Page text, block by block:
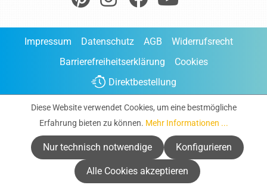
Impressum Datenschutz AGB
Widerrufsrecht
Barrierefreiheitserklärung
Cookies
Direktbestellung
* Alle Preise inklusive gesetzliche Mehrwertsteuer zuzüglich
Versandkosten, wenn nicht anders beschrieben.
Diese Website verwendet Cookies, um eine bestmögliche
Erfahrung bieten zu können. Mehr Informationen ...
Nur technisch notwendige Konfigurieren
Alle Cookies akzeptieren